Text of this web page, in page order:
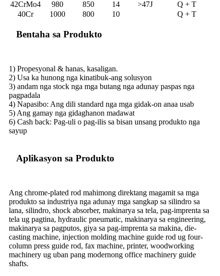
42CrMo4
980 850 14 >47J
Q + T
40Cr
1000 800 10 Q + T
Bentaha sa Produkto
1) Propesyonal & hanas, kasaligan.
2) Usa ka hunong nga kinatibuk-ang solusyon
3) andam nga stock nga mga butang nga adunay paspas nga
pagpadala
4) Napasibo: Ang dili standard nga mga gidak-on anaa usab
5) Ang gamay nga gidaghanon madawat
6) Cash back: Pag-uli o pag-ilis sa bisan unsang produkto nga
sayup
Aplikasyon sa Produkto
Ang chrome-plated rod mahimong direktang magamit sa mga
produkto sa industriya nga adunay mga sangkap sa silindro sa
lana, silindro, shock absorber, makinarya sa tela, pag-imprenta sa
tela ug pagtina, hydraulic pneumatic, makinarya sa engineering,
makinarya sa pagputos, giya sa pag-imprenta sa makina, die-
casting machine, injection molding machine guide rod ug four-
column press guide rod, fax machine, printer, woodworking
machinery ug uban pang modernong office machinery guide
shafts.